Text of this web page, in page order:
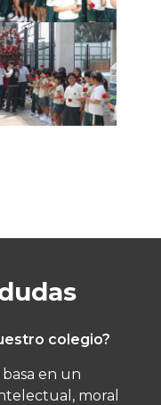
colegio?
en un
moral